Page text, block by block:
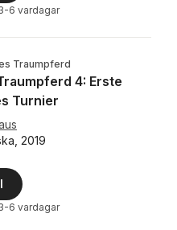
6 vardagar
Traumpferd
4: Erste
Turnier
2019
6 vardagar